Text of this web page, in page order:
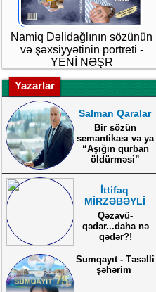
Namiq Dəlidağlının sözünün
və şəxsiyyətinin portreti -
YENİ NƏŞR
Yazarlar
Salman Qaralar
Bir sözün
semantikası və ya
“Aşığın qurban
öldürməsi”
İttifaq
MİRZƏBƏYLİ
Qəzavü-
qədər...daha nə
qədər?!
Sumqayıt - Təsəlli
şəhərim